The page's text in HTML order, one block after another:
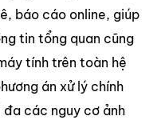
báo cáo online, giúp
tin tổng quan cũng
tính trên toàn hệ
án xử lý chính
các nguy cơ ảnh